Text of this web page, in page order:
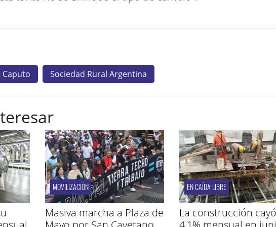
Caputo Sociedad Rural Argentina
MOVILIZACIÓN
Masiva marcha a Plaza de
EN CAÍDA LIBRE
La construcción cayó